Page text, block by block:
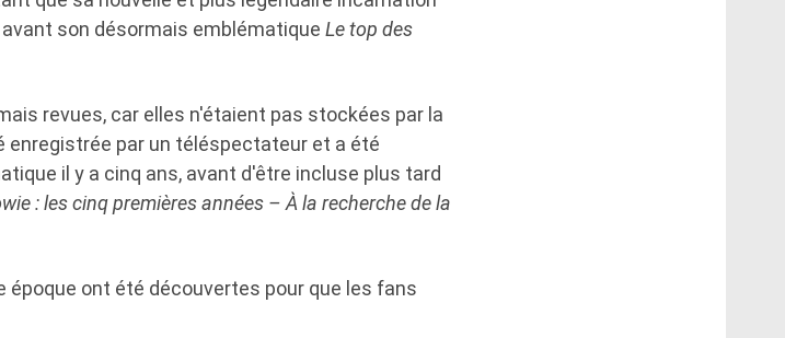
son désormais emblématique Le top des
revues, car elles n'étaient pas stockées par la
enregistrée par un téléspectateur et a été
il y a cinq ans, avant d'être incluse plus tard
: les cinq premières années – À la recherche de la
époque ont été découvertes pour que les fans